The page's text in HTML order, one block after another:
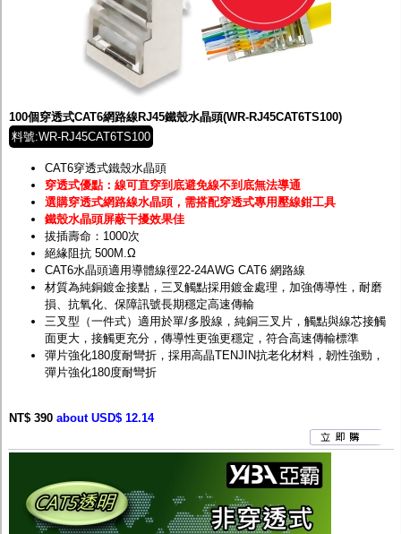
100個穿透式CAT6網路線RJ45鐵殼水晶頭(WR-RJ45CAT6TS100)
料號:WR-RJ45CAT6TS100
CAT6穿透式鐵殼水晶頭
穿透式優點：線可直穿到底避免線不到底無法導通
選購穿透式網路線水晶頭，需搭配穿透式專用壓線鉗工具
鐵殼水晶頭屏蔽干擾效果佳
拔插壽命：1000次
絕緣阻抗 500M.Ω
CAT6水晶頭適用導體線徑22-24AWG CAT6 網路線
材質為純銅鍍金接點，三叉觸點採用鍍金處理，加強傳導性，耐磨
損、抗氧化、保障訊號長期穩定高速傳輸
三叉型（一件式）適用於單/多股線，純銅三叉片，觸點與線芯接觸
面更大，接觸更充分，傳導性更強更穩定，符合高速傳輸標準
彈片強化180度耐彎折，採用高晶TENJIN抗老化材料，韌性強勁，
彈片強化180度耐彎折
NT$ 390 about USD$ 12.14